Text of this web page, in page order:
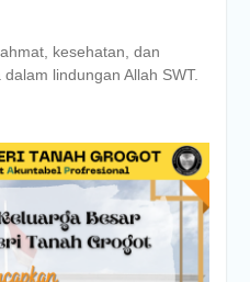
kesehatan, dan
lindungan Allah SWT.